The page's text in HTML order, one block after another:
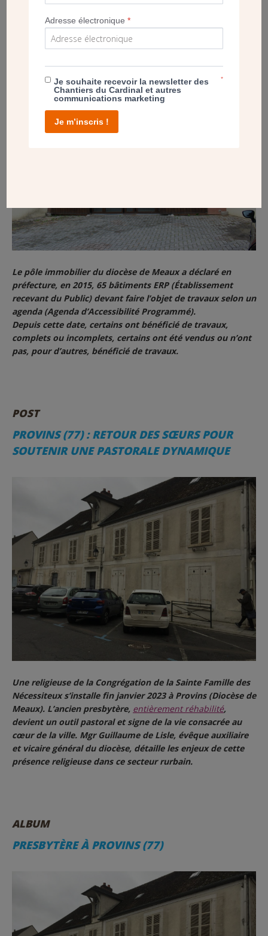
DIOCÈSE DE MEAUX : DÉJÀ 15 ATTESTATIONS
Le pôle immobilier du diocèse de Meaux a déclaré en
préfecture, en 2015, 65 bâtiments ERP (Établissement
recevant du Public) devant faire l’objet de travaux selon un
agenda (Agenda d’Accessibilité Programmé).
Depuis cette date, certains ont bénéficié de travaux,
complets ou incomplets, certains ont été vendus ou n’ont
pas, pour d’autres, bénéficié de travaux.
POST
PROVINS (77) : RETOUR DES SŒURS POUR
SOUTENIR UNE PASTORALE DYNAMIQUE
Une religieuse de la Congrégation de la Sainte Famille des
Nécessiteux s’installe fin janvier 2023 à Provins (Diocèse de
Meaux). L’ancien presbytère, entièrement réhabilité,
devient un outil pastoral et signe de la vie consacrée au
cœur de la ville. Mgr Guillaume de Lisle, évêque auxiliaire
et vicaire général du diocèse, détaille les enjeux de cette
présence religieuse dans ce secteur rurbain.
ALBUM
PRESBYTÈRE À PROVINS (77)
Adresse électronique*
Je souhaite recevoir la newsletter des
Chantiers du Cardinal et autres
communications marketing
*
Je m’inscris !